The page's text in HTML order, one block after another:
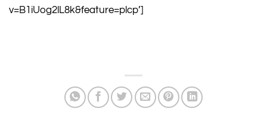
v=B1iUog2lL8k&feature=plcp’]